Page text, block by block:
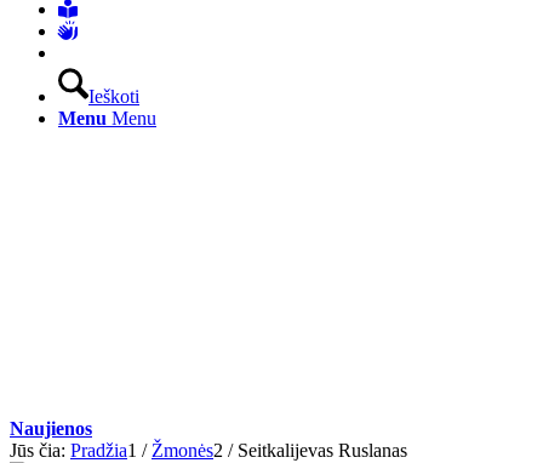
Ieškoti
Menu Menu
Naujienos
Jūs čia: Pradžia1 / Žmonės2 / Seitkalijevas Ruslanas